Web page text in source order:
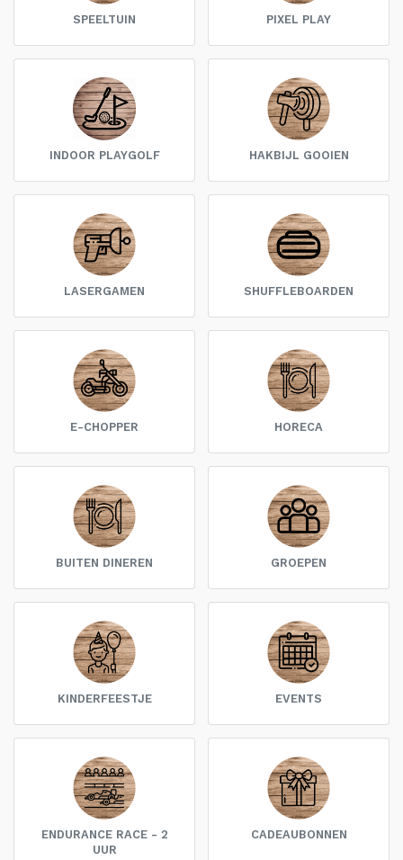
SPEELTUIN PIXEL PLAY
INDOOR PLAYGOLF HAKBIJL GOOIEN
LASERGAMEN SHUFFLEBOARDEN
E-CHOPPER HORECA
BUITEN DINEREN GROEPEN
KINDERFEESTJE EVENTS
ENDURANCE RACE - 2
UUR
CADEAUBONNEN